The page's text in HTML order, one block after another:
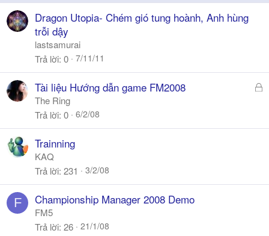
y
Dragon Utopia- Chém gió tung hoành, Anh hùng
trỗi dậy
lastsamurai
Trả lời 0 7/11/11
Đ
h
Tài liệu Hướng dẫn game FM2008
The Ring
Trả lời 0 6/2/08
Trainning
KAQ
Trả lời 231 3/2/08
F Championship Manager 2008 Demo
FM5
Trả lời 26 21/1/08